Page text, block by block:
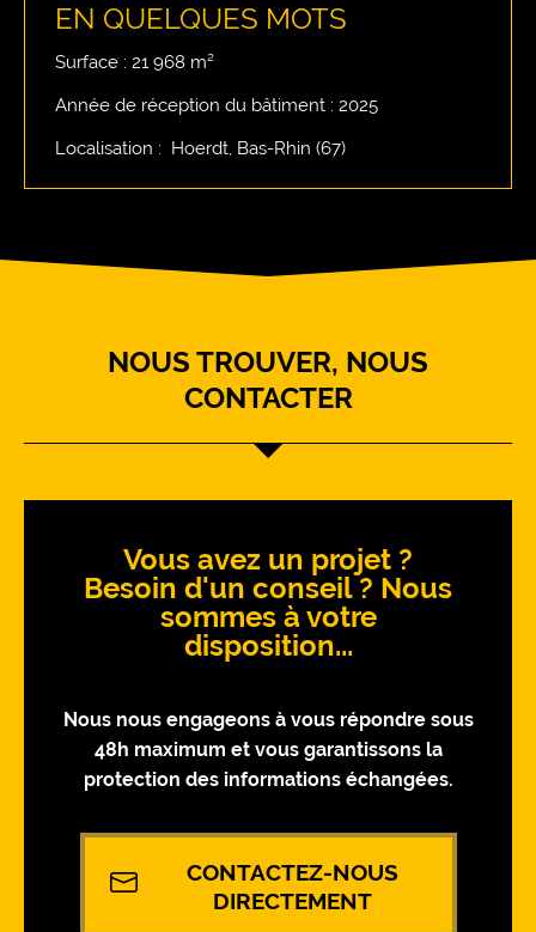
EN QUELQUES MOTS
Surface : 21 968 m²
Année de réception du bâtiment : 2025
Localisation : Hoerdt, Bas-Rhin (67)
NOUS TROUVER, NOUS
CONTACTER
Vous avez un projet ?
Besoin d'un conseil ? Nous
sommes à votre
disposition...
Nous nous engageons à vous répondre sous
48h maximum et vous garantissons la
protection des informations échangées.
CONTACTEZ-NOUS
DIRECTEMENT